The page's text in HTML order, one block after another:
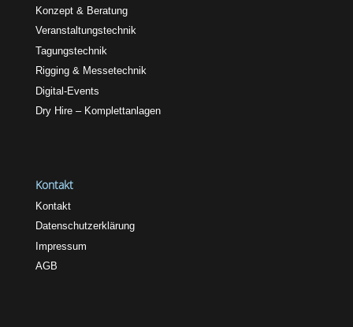
Konzept & Beratung
Veranstaltungstechnik
Tagungstechnik
Rigging & Messetechnik
Digital-Events
Dry Hire – Komplettanlagen
Kontakt
Kontakt
Datenschutzerklärung
Impressum
AGB